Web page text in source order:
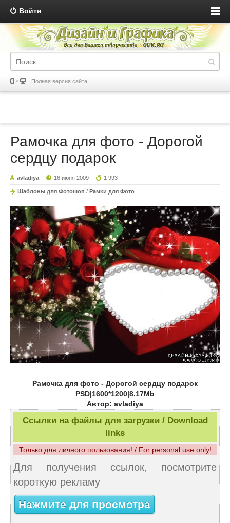
Войти
Полная версия сайта
Рамочка для фото - Дорогой
сердцу подарок
avladiya 16 июня 2009 1 993
Шаблоны для Фотошоп / Рамки для Фото
Рамочка для фото - Дорогой сердцу подарок
PSD|1600*1200|8.17Mb
Автор: avladiya
Ссылки на файлы для загрузки / Download
links
Только для личного пользования! / For personal use only!
Для получения ссылок, посмотрите
короткую рекламу
Нажмите для просмотра